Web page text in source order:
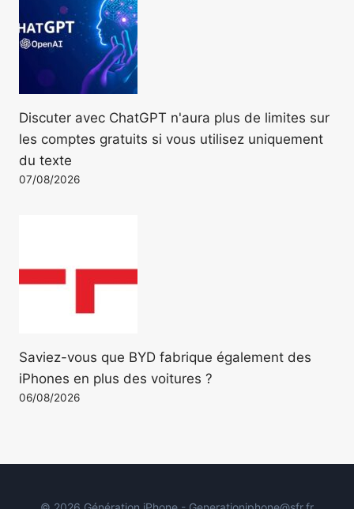
Discuter avec ChatGPT n'aura plus de limites sur
les comptes gratuits si vous utilisez uniquement
du texte
07/08/2026
Saviez-vous que BYD fabrique également des
iPhones en plus des voitures ?
06/08/2026